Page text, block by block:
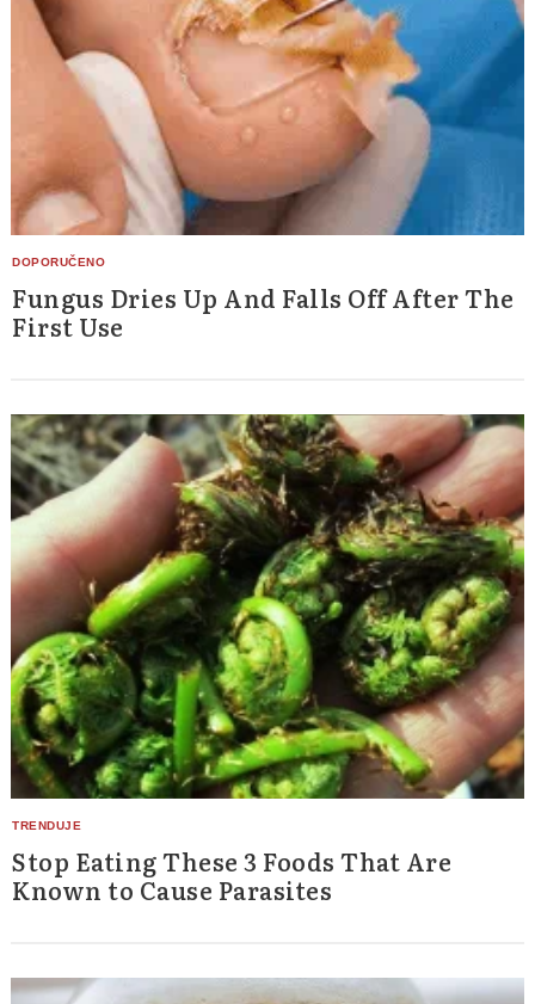
Fungus Dries Up And Falls Off After The
First Use
Stop Eating These 3 Foods That Are
Known to Cause Parasites